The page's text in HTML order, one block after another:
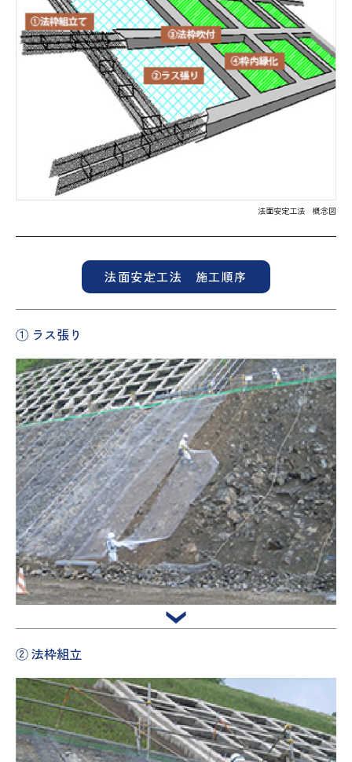
法面安定工法 概念図
法面安定工法 施工順序
① ラス張り
② 法枠組立